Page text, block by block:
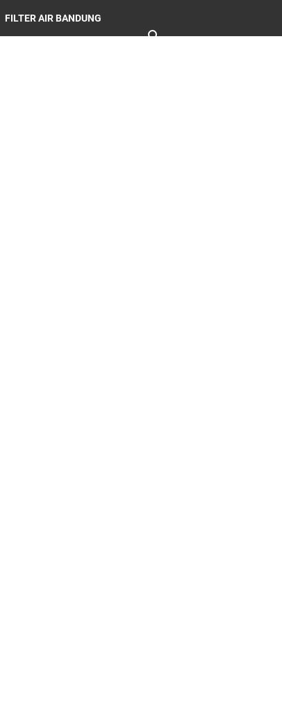
FILTER AIR BANDUNG